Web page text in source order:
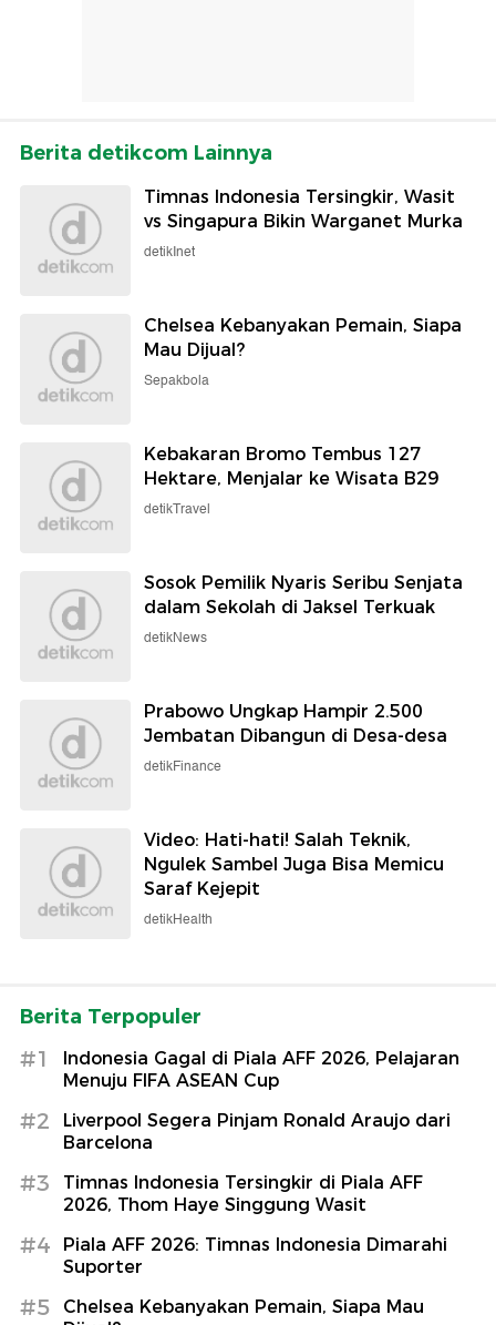
Berita detikcom Lainnya
Timnas Indonesia Tersingkir, Wasit
vs Singapura Bikin Warganet Murka
detikInet
Chelsea Kebanyakan Pemain, Siapa
Mau Dijual?
Sepakbola
Kebakaran Bromo Tembus 127
Hektare, Menjalar ke Wisata B29
detikTravel
Sosok Pemilik Nyaris Seribu Senjata
dalam Sekolah di Jaksel Terkuak
detikNews
Prabowo Ungkap Hampir 2.500
Jembatan Dibangun di Desa-desa
detikFinance
Video: Hati-hati! Salah Teknik,
Ngulek Sambel Juga Bisa Memicu
Saraf Kejepit
detikHealth
Berita Terpopuler
#1
Indonesia Gagal di Piala AFF 2026, Pelajaran
Menuju FIFA ASEAN Cup
#2
Liverpool Segera Pinjam Ronald Araujo dari
Barcelona
#3
Timnas Indonesia Tersingkir di Piala AFF
2026, Thom Haye Singgung Wasit
#4
Piala AFF 2026: Timnas Indonesia Dimarahi
Suporter
#5
Chelsea Kebanyakan Pemain, Siapa Mau